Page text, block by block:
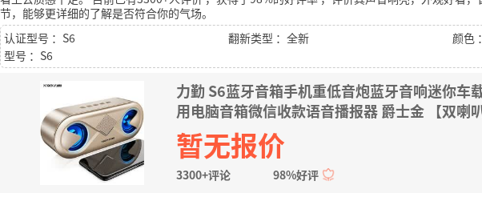
节，能够更详细的了解是否符合你的气场。
认证型号 ：S6
翻新类型 ：全新
型号 ：S6
力勤 S6蓝牙音箱手机重低音炮蓝牙音响迷你车
用电脑音箱微信收款语音播报器 爵士金 【双喇
暂无报价
3300+评论 98%好评